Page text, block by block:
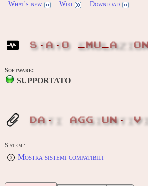
What's new
Wiki Download
STATO
Software:
SUPPORTATO
DATI AGGIUNTIVI
Sistemi:
Mostra sistemi compatibili